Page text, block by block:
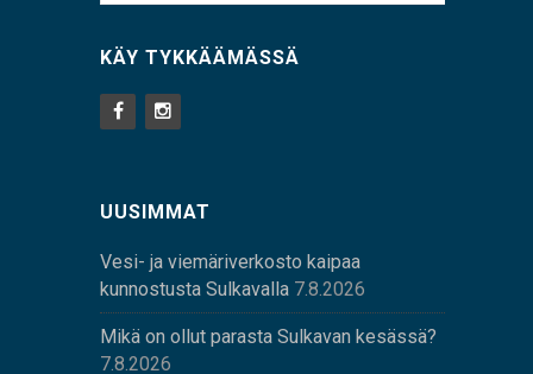
KÄY TYKKÄÄMÄSSÄ
UUSIMMAT
Vesi- ja viemäriverkosto kaipaa
kunnostusta Sulkavalla 7.8.2026
Mikä on ollut parasta Sulkavan kesässä?
7.8.2026